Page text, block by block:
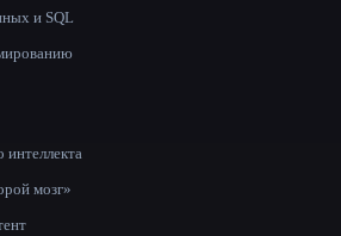
и SQL
интеллекта
мозг»